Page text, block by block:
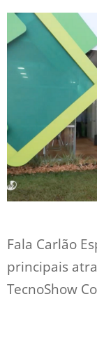
Fala Carlão
principais
TecnoShow